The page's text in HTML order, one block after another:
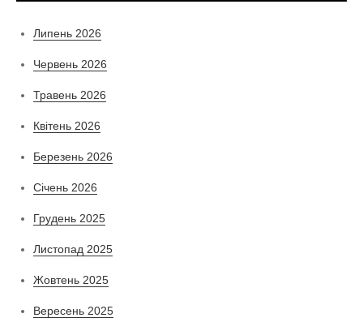
Липень 2026
Червень 2026
Травень 2026
Квітень 2026
Березень 2026
Січень 2026
Грудень 2025
Листопад 2025
Жовтень 2025
Вересень 2025